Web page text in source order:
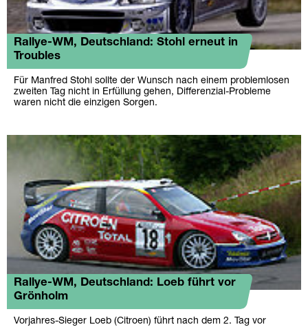
Rallye-WM, Deutschland: Stohl erneut in
Troubles
Für Manfred Stohl sollte der Wunsch nach einem problemlosen
zweiten Tag nicht in Erfüllung gehen, Differenzial-Probleme
waren nicht die einzigen Sorgen.
Rallye-WM, Deutschland: Loeb führt vor
Grönholm
Vorjahres-Sieger Loeb (Citroen) führt nach dem 2. Tag vor